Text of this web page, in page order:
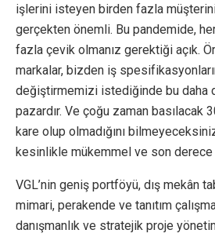
işlerini isteyen birden fazla
gerçekten önemli. Bu pandemide,
fazla çevik olmanız gerektiği açık.
markalar, bizden iş
değiştirmemizi istediğinde bu daha
pazardır. Ve çoğu zaman basılacak
kare olup olmadığını
kesinlikle mükemmel ve son derece
VGL’nin geniş portföyü, dış mekân
mimari, perakende ve tanıtım
danışmanlık ve stratejik proje